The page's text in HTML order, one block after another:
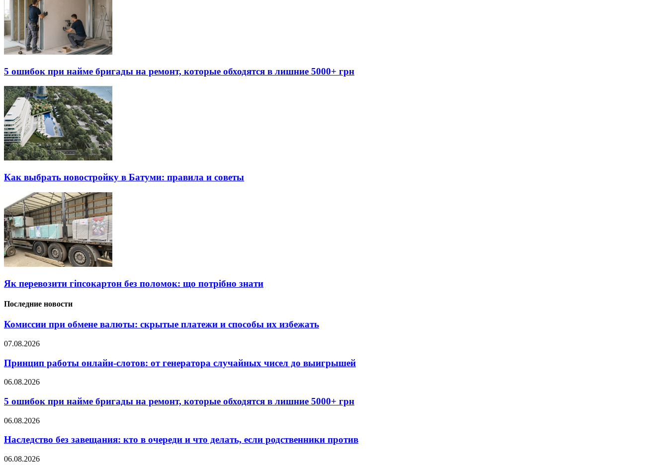
5 ошибок при найме бригады на ремонт, которые обходятся в лишние 5000+ грн
Как выбрать новостройку в Батуми: правила и советы
Як перевозити гіпсокартон без поломок: що потрібно знати
Последние новости
Комиссии при обмене валюты: скрытые платежи и способы их избежать
07.08.2026
Принцип работы онлайн-слотов: от генератора случайных чисел до выигрышей
06.08.2026
5 ошибок при найме бригады на ремонт, которые обходятся в лишние 5000+ грн
06.08.2026
Наследство без завещания: кто в очереди и что делать, если родственники против
06.08.2026